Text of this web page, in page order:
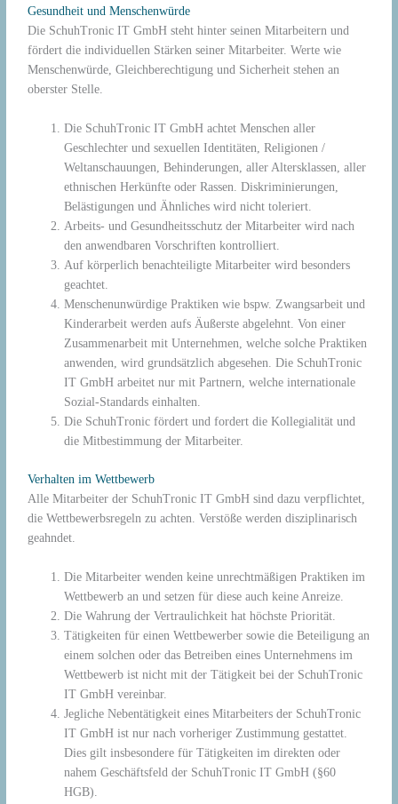
Gesundheit und Menschenwürde
Die SchuhTronic IT GmbH steht hinter seinen Mitarbeitern und
fördert die individuellen Stärken seiner Mitarbeiter. Werte wie
Menschenwürde, Gleichberechtigung und Sicherheit stehen an
oberster Stelle.
Die SchuhTronic IT GmbH achtet Menschen aller
Geschlechter und sexuellen Identitäten, Religionen /
Weltanschauungen, Behinderungen, aller Altersklassen, aller
ethnischen Herkünfte oder Rassen. Diskriminierungen,
Belästigungen und Ähnliches wird nicht toleriert.
Arbeits- und Gesundheitsschutz der Mitarbeiter wird nach
den anwendbaren Vorschriften kontrolliert.
Auf körperlich benachteiligte Mitarbeiter wird besonders
geachtet.
Menschenunwürdige Praktiken wie bspw. Zwangsarbeit und
Kinderarbeit werden aufs Äußerste abgelehnt. Von einer
Zusammenarbeit mit Unternehmen, welche solche Praktiken
anwenden, wird grundsätzlich abgesehen. Die SchuhTronic
IT GmbH arbeitet nur mit Partnern, welche internationale
Sozial-Standards einhalten.
Die SchuhTronic fördert und fordert die Kollegialität und
die Mitbestimmung der Mitarbeiter.
Verhalten im Wettbewerb
Alle Mitarbeiter der SchuhTronic IT GmbH sind dazu verpflichtet,
die Wettbewerbsregeln zu achten. Verstöße werden disziplinarisch
geahndet.
Die Mitarbeiter wenden keine unrechtmäßigen Praktiken im
Wettbewerb an und setzen für diese auch keine Anreize.
Die Wahrung der Vertraulichkeit hat höchste Priorität.
Tätigkeiten für einen Wettbewerber sowie die Beteiligung an
einem solchen oder das Betreiben eines Unternehmens im
Wettbewerb ist nicht mit der Tätigkeit bei der SchuhTronic
IT GmbH vereinbar.
Jegliche Nebentätigkeit eines Mitarbeiters der SchuhTronic
IT GmbH ist nur nach vorheriger Zustimmung gestattet.
Dies gilt insbesondere für Tätigkeiten im direkten oder
nahem Geschäftsfeld der SchuhTronic IT GmbH (§60
HGB).